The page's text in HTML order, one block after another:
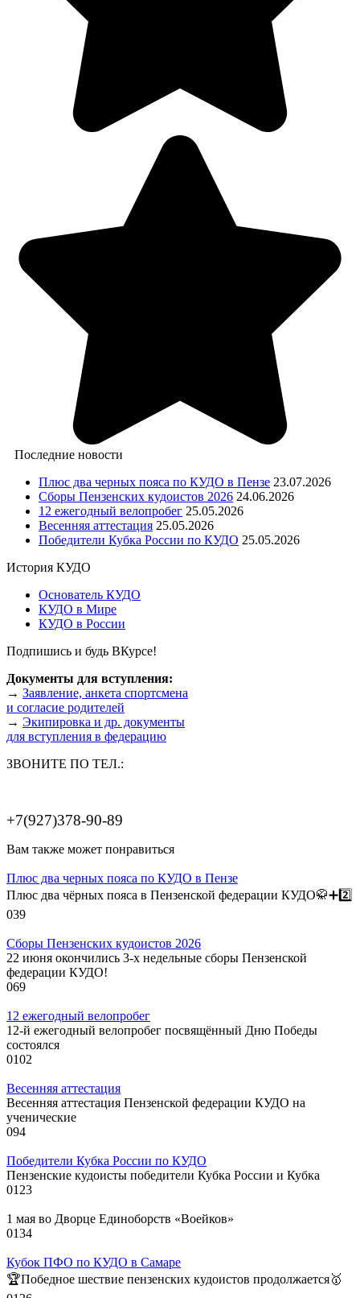
Последние новости
Плюс два черных пояса по КУДО в Пензе 23.07.2026
Сборы Пензенских кудоистов 2026 24.06.2026
12 ежегодный велопробег 25.05.2026
Весенняя аттестация 25.05.2026
Победители Кубка России по КУДО 25.05.2026
История КУДО
Основатель КУДО
КУДО в Мире
КУДО в России
Подпишись и будь ВКурсе!
Документы для вступления:
→ Заявление, анкета спортсмена
и согласие родителей
→ Экипировка и др. документы
для вступления в федерацию
ЗВОНИТЕ ПО ТЕЛ.:
+7(927)378-90-89
Вам также может понравиться
Плюс два черных пояса по КУДО в Пензе
Плюс два чёрных пояса в Пензенской федерации КУДО🥋➕️2️⃣
039
Сборы Пензенских кудоистов 2026
22 июня окончились 3-х недельные сборы Пензенской
федерации КУДО!
069
12 ежегодный велопробег
12-й ежегодный велопробег посвящённый Дню Победы
состоялся
0102
Весенняя аттестация
Весенняя аттестация Пензенской федерации КУДО на
ученические
094
Победители Кубка России по КУДО
Пензенские кудоисты победители Кубка России и Кубка
0123
1 мая во Дворце Единоборств «Воейков»
0134
Кубок ПФО по КУДО в Самаре
🏆Победное шествие пензенских кудоистов продолжается🥇